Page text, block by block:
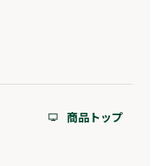
商品トップ